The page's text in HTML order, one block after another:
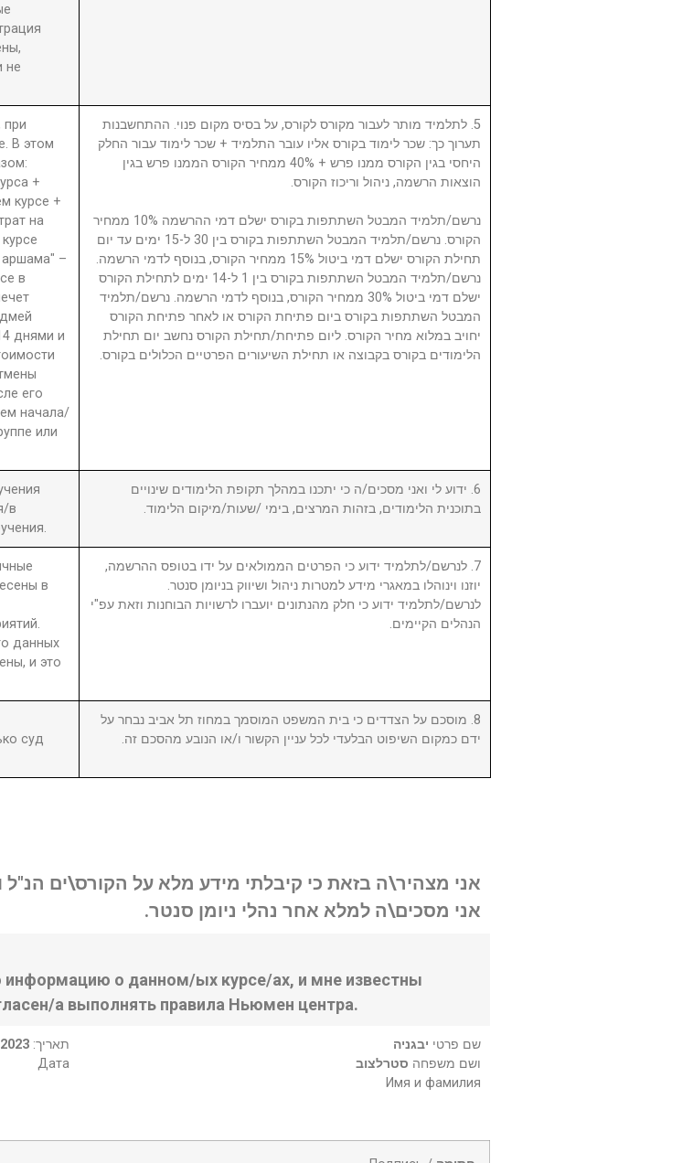
не
при
В этом
+
курсе +
на
аршама" –
в
днями и
его
начала/
или
5. לתלמיד מותר לעבור מקורס לקורס, על בסיס מקום פנוי. ההתחשבנות
תערוך כך: שכר לימוד בקורס אליו עובר התלמיד + שכר לימוד עבור החלק
היחסי בגין הקורס ממנו פרש + 40% ממחיר הקורס הממנו פרש בגין
הוצאות הרשמה, ניהול וריכוז הקורס.
נרשם/תלמיד המבטל השתתפות בקורס ישלם דמי ההרשמה 10% ממחיר
הקורס. נרשם/תלמיד המבטל השתתפות בקורס בין 30 ל-15 ימים עד יום
תחילת הקורס ישלם דמי ביטול 15% ממחיר הקורס, בנוסף לדמי הרשמה.
נרשם/תלמיד המבטל השתתפות בקורס בין 1 ל-14 ימים לתחילת הקורס
ישלם דמי ביטול 30% ממחיר הקורס, בנוסף לדמי הרשמה. נרשם/תלמיד
המבטל השתתפות בקורס ביום פתיחת הקורס או לאחר פתיחת הקורס
יחויב במלוא מחיר הקורס. ליום פתיחת/תחילת הקורס נחשב יום תחילת
הלימודים בקורס בקבוצה או תחילת השיעורים הפרטיים הכלולים בקורס.
в
6. ידוע לי ואני מסכים/ה כי יתכנו במהלך תקופת הלימודים שינויים
בתוכנית הלימודים, בזהות המרצים, בימי /שעות/מיקום הלימוד.
в
данных
и это
7. לנרשם/לתלמיד ידוע כי הפרטים הממולאים על ידו בטופס ההרשמה,
יוזנו וינוהלו במאגרי מידע למטרות ניהול ושיווק בניומן סנטר.
לנרשם/לתלמיד ידוע כי חלק מהנתונים יועברו לרשויות הבוחנות וזאת עפ"י
הנהלים הקיימים.
суд
8. מוסכם על הצדדים כי בית המשפט המוסמך במחוז תל אביב נבחר על
ידם כמקום השיפוט הבלעדי לכל עניין הקשור ו/או הנובע מהסכם זה.
אני מצהיר\ה בזאת כי קיבלתי מידע מלא על הקורס\ים הנ"ל
אני מסכים\ה למלא אחר נהלי ניומן סנטר.
о данном/ых курсе/ах, и мне известны
а выполнять правила Ньюмен центра.
:תאריך
Дата
שם פרטי יבגניה
ושם משפחה סטרלצוב
Имя и фамилия